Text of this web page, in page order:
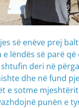
së enëve prej
e lëndës së parë
deri në
dhe në fund
e sotme
punën e